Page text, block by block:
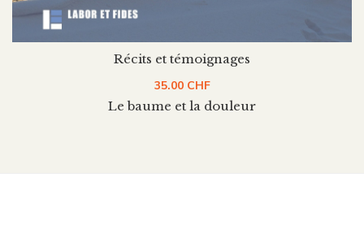
Le baume et la douleur
Récits et témoignages
35.00 CHF